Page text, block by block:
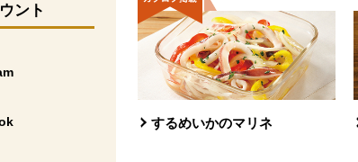
ント
ドウで開きます。
ドウで開きます。 するめいかのマリネ